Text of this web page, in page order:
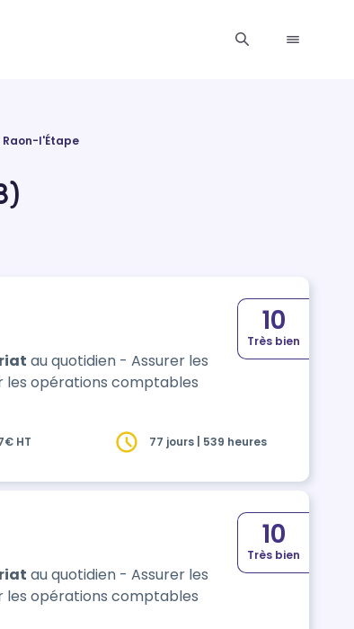
Raon-l'Étape
au quotidien - Assurer les
opérations comptables
10
Très bien
HT 77 jours | 539 heures
au quotidien - Assurer les
opérations comptables
10
Très bien